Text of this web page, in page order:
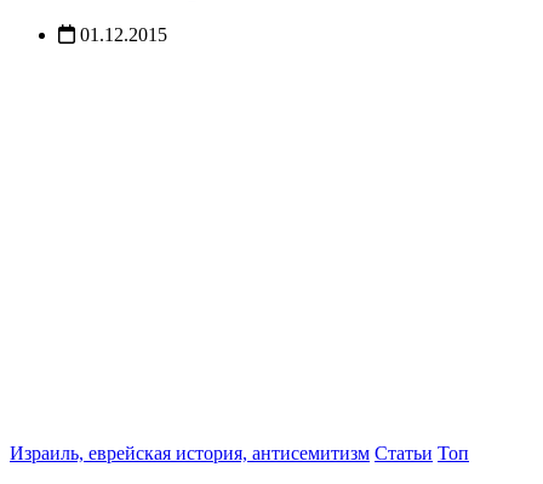
01.12.2015
Израиль, еврейская история, антисемитизм Статьи Топ